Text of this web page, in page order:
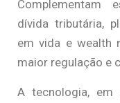
Complementam
dívida tributária,
em vida e wealth
maior regulação e
A tecnologia, em